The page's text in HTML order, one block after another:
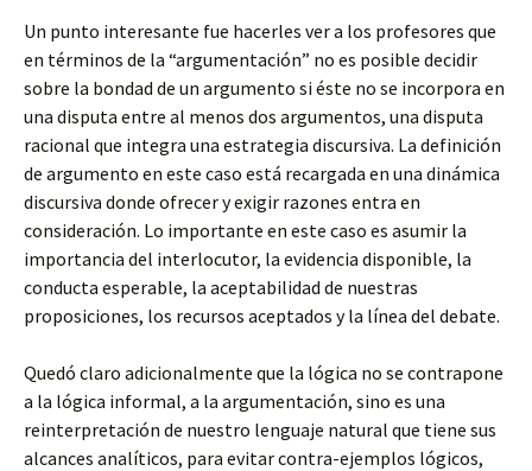
Un punto interesante fue hacerles ver a los profesores que
en términos de la “argumentación” no es posible decidir
sobre la bondad de un argumento si éste no se incorpora en
una disputa entre al menos dos argumentos, una disputa
racional que integra una estrategia discursiva. La definición
de argumento en este caso está recargada en una dinámica
discursiva donde ofrecer y exigir razones entra en
consideración. Lo importante en este caso es asumir la
importancia del interlocutor, la evidencia disponible, la
conducta esperable, la aceptabilidad de nuestras
proposiciones, los recursos aceptados y la línea del debate.
Quedó claro adicionalmente que la lógica no se contrapone
a la lógica informal, a la argumentación, sino es una
reinterpretación de nuestro lenguaje natural que tiene sus
alcances analíticos, para evitar contra-ejemplos lógicos,